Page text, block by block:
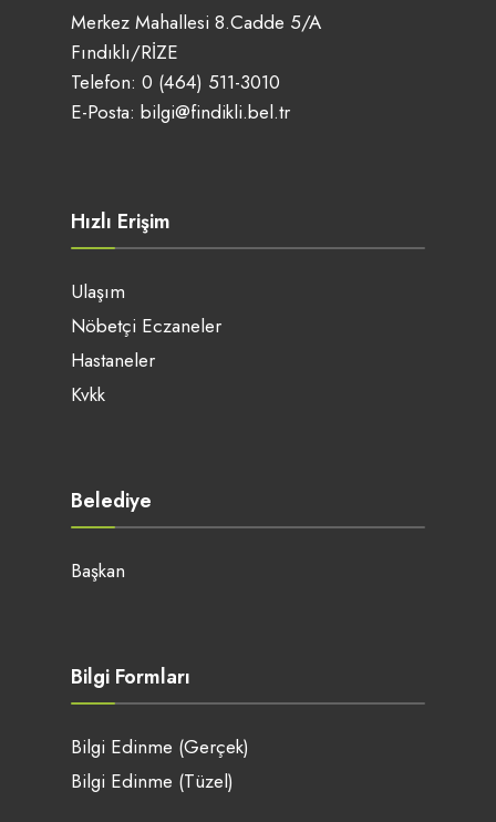
Merkez Mahallesi 8.Cadde 5/A
Fındıklı/RİZE
Telefon: 0 (464) 511-3010
E-Posta: bilgi@findikli.bel.tr
Hızlı Erişim
Ulaşım
Nöbetçi Eczaneler
Hastaneler
Kvkk
Belediye
Başkan
Bilgi Formları
Bilgi Edinme (Gerçek)
Bilgi Edinme (Tüzel)